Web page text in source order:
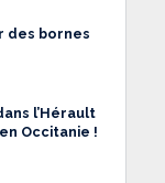
des bornes
l’Hérault
Occitanie !